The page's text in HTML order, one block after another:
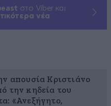
στο Viber και
νέα
απουσία Κριστιάνο
την κηδεία του
«Ανεξήγητο,